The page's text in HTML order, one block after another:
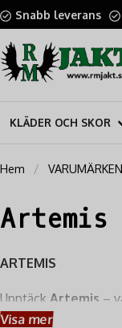
Snabb leverans
KLÄDER OCH SKOR
Hem VARUMÄRKEN
Artemis
ARTEMIS
Upptäck Artemis –
sortiment från
Visa mer